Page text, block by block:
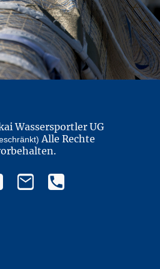
Wassersportler UG
Alle Rechte